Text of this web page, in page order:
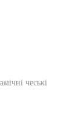
чеські